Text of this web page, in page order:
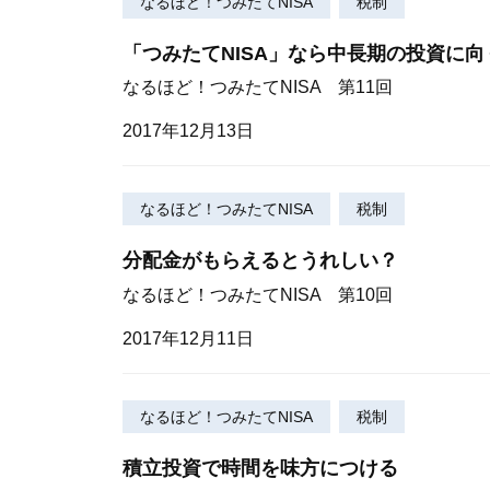
「つみたてNISA」なら中長期の投資に向
なるほど！つみたてNISA 第11回
2017年12月13日
なるほど！つみたてNISA 税制
分配金がもらえるとうれしい？
なるほど！つみたてNISA 第10回
2017年12月11日
なるほど！つみたてNISA 税制
積立投資で時間を味方につける